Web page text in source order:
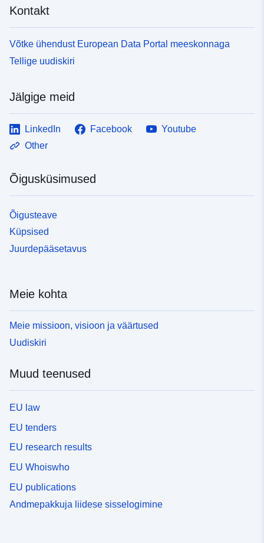
Kontakt
Võtke ühendust European Data Portal meeskonnaga
Tellige uudiskiri
Jälgige meid
LinkedIn Facebook
Youtube
Other
Õigusküsimused
Õigusteave
Küpsised
Juurdepääsetavus
Meie kohta
Meie missioon, visioon ja väärtused
Uudiskiri
Muud teenused
EU law
EU tenders
EU research results
EU Whoiswho
EU publications
Andmepakkuja liidese sisselogimine